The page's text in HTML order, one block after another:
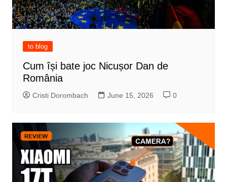
to blog
Cum își bate joc Nicușor Dan de
România
Cristi Dorombach June 15, 2026 0